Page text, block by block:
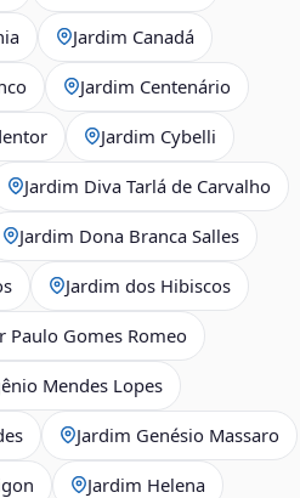
Jardim Canadá
Jardim Centenário
Jardim Cybelli
Jardim Diva Tarlá de Carvalho
Jardim Dona Branca Salles
Jardim dos Hibiscos
Paulo Gomes Romeo
Mendes Lopes
Jardim Genésio Massaro
Jardim Helena